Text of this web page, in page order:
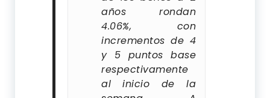
años rondan
4.06%, con
incrementos de 4
y 5 puntos base
respectivamente
al inicio de la